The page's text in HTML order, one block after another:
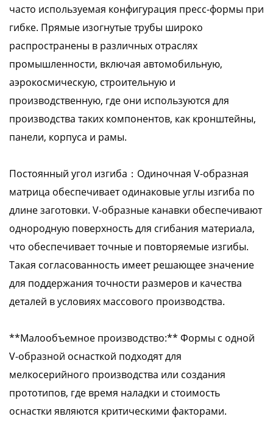
часто используемая конфигурация пресс-формы при
гибке. Прямые изогнутые трубы широко
распространены в различных отраслях
промышленности, включая автомобильную,
аэрокосмическую, строительную и
производственную, где они используются для
производства таких компонентов, как кронштейны,
панели, корпуса и рамы.
Постоянный угол изгиба：Одиночная V-образная
матрица обеспечивает одинаковые углы изгиба по
длине заготовки. V-образные канавки обеспечивают
однородную поверхность для сгибания материала,
что обеспечивает точные и повторяемые изгибы.
Такая согласованность имеет решающее значение
для поддержания точности размеров и качества
деталей в условиях массового производства.
**Малообъемное производство:** Формы с одной
V-образной оснасткой подходят для
мелкосерийного производства или создания
прототипов, где время наладки и стоимость
оснастки являются критическими факторами.